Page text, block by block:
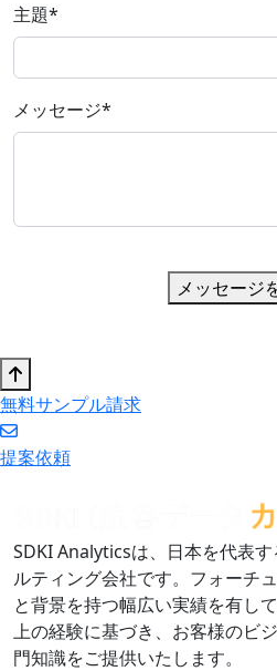
主題*
メッセージ*
メッセージ
無料サンプル請求
提案依頼
SDKI Analyticsは、日本を代表
ルティング会社です。フォーチ
と背景を持つ幅広い実績を有し
上の経験に基づき、お客様のビ
門知識をご提供いたします。